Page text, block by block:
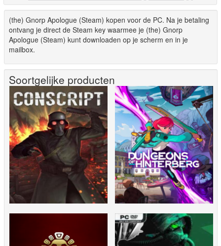
(the) Gnorp Apologue (Steam) kopen voor de PC. Na je betaling
ontvang je direct de Steam key waarmee je (the) Gnorp
Apologue (Steam) kunt downloaden op je scherm en in je
mailbox.
Soortgelijke producten